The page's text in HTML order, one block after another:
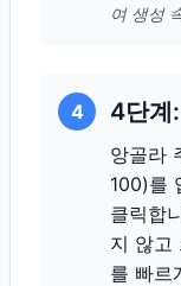
여 생성
4 4단계
앙골라
100)를
클릭합
지 않고
를 빠르